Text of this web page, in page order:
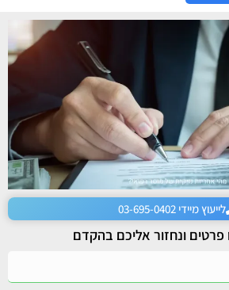
לייעוץ מיידי 03-695-0402
פרטים ונחזור אליכם בהקדם